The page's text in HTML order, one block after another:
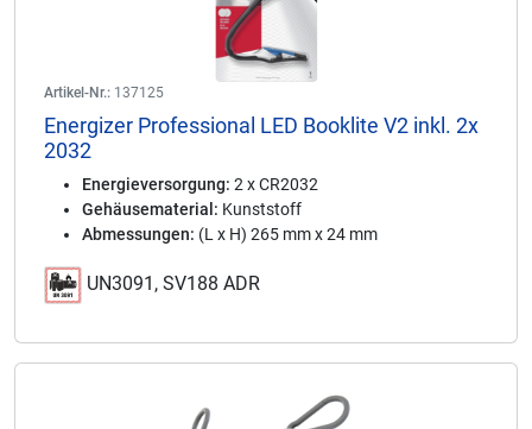
Artikel-Nr.: 137125
Energizer Professional LED Booklite V2 inkl. 2x
2032
Energieversorgung: 2 x CR2032
Gehäusematerial: Kunststoff
Abmessungen: (L x H) 265 mm x 24 mm
UN3091, SV188 ADR